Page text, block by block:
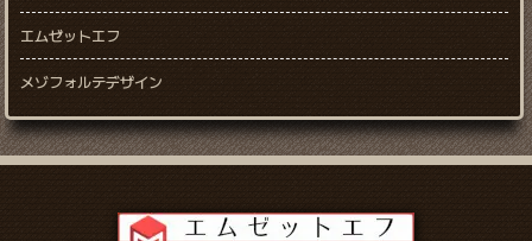
エムゼットエフ
メゾフォルテデザイン